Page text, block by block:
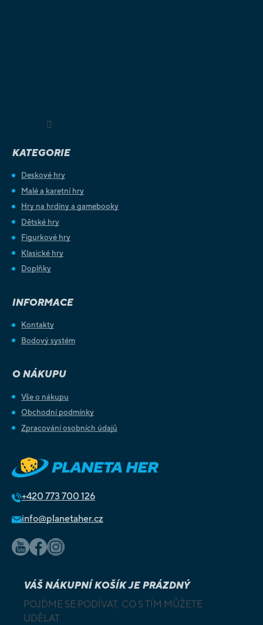
KATEGORIE
Deskové hry
Malé a karetní hry
Hry na hrdiny a gamebooky
Dětské hry
Figurkové hry
Klasické hry
Doplňky
INFORMACE
Kontakty
Bodový systém
O NÁKUPU
Vše o nákupu
Obchodní podmínky
Zpracování osobních údajů
+420 773 700 126
info@planetaher.cz
VÁŠ NÁKUPNÍ KOŠÍK JE PRÁZDNÝ
POJĎME SE PODÍVAT, CO S TÍM MŮŽETE
UDĚLAT